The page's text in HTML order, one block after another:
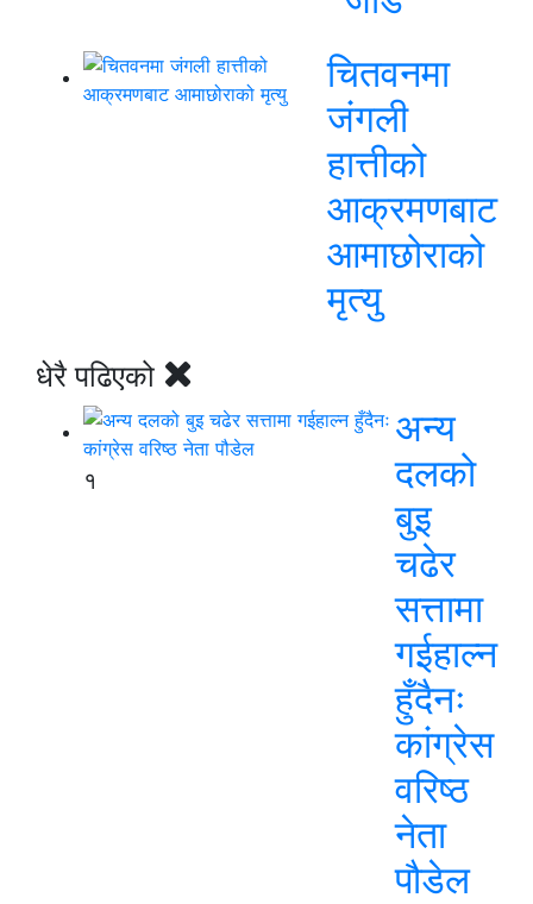
चितवनमा
जंगली
हात्तीको
आक्रमणबाट
आमाछोराको
मृत्यु
धेरै पढिएको
१
अन्य
दलको
बुइ
चढेर
सत्तामा
गईहाल्न
हुँदैनः
कांग्रेस
वरिष्ठ
नेता
पौडेल